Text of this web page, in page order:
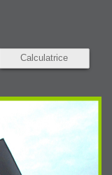
Calculatrice